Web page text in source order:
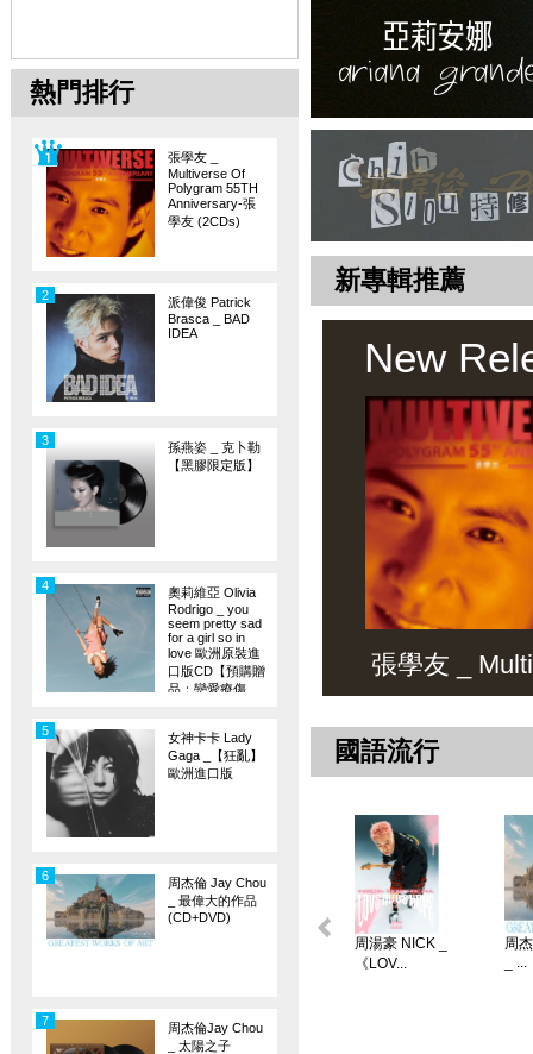
熱門排行
張學友 _
Multiverse Of
Polygram 55TH
Anniversary-張
學友 (2CDs)
派偉俊 Patrick
Brasca _ BAD
IDEA
2
孫燕姿 _ 克卜勒
【黑膠限定版】
3
奧莉維亞 Olivia
Rodrigo _ you
seem pretty sad
for a girl so in
love 歐洲原裝進
口版CD【預購贈
品：戀愛療傷
4
女神卡卡 Lady
Gaga _【狂亂】
歐洲進口版
5
周杰倫 Jay Chou
_ 最偉大的作品
(CD+DVD)
6
周杰倫Jay Chou
_ 太陽之子
7
新專輯推薦
New
張學友 _
國語流行
周湯豪 NICK _
《LOV...
周
_ ...